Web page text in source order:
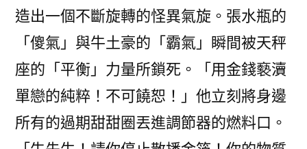
造出一個不斷旋轉的怪異氣旋。張水瓶的
「傻氣」與牛土豪的「霸氣」瞬間被天秤
座的「平衡」力量所鎖死。「用金錢褻瀆
單戀的純粹！不可饒恕！」他立刻將身邊
所有的過期甜甜圈丟進調節器的燃料口。